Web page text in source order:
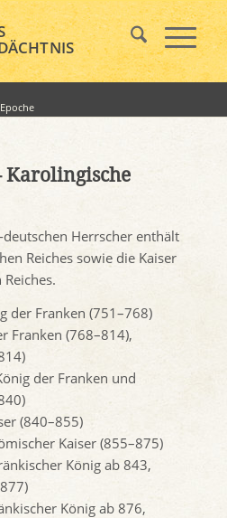
Karolingische
Herrscher enthält
Reiches sowie die Kaiser
der Franken (751–768)
Franken (768–814),
der Franken und
(840–855)
Kaiser (855–875)
König ab 843,
König ab 876,